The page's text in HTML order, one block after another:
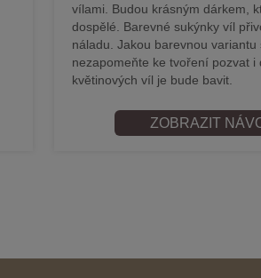
vílami. Budou krásným dárkem,
dospělé. Barevné sukýnky víl
náladu. Jakou barevnou variantu
nezapomeňte ke tvoření pozvat i
květinových víl je bude bavit.
ZOBRAZIT